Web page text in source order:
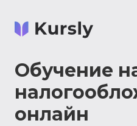
Обучение
онлайн